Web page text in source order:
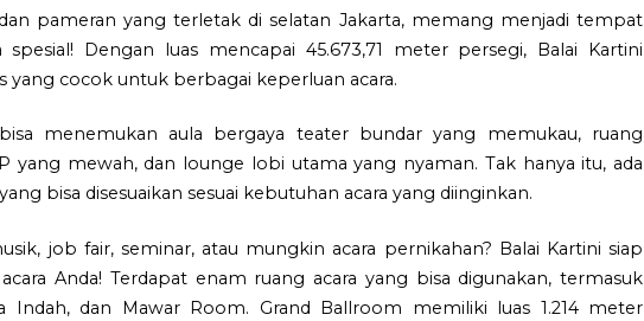
pameran yang terletak di selatan Jakarta, memang menjadi tempat
Dengan luas mencapai 45.673,71 meter persegi, Balai Kartini
yang cocok untuk berbagai keperluan acara.
menemukan aula bergaya teater bundar yang memukau, ruang
yang mewah, dan lounge lobi utama yang nyaman. Tak hanya itu, ada
bisa disesuaikan sesuai kebutuhan acara yang diinginkan.
job fair, seminar, atau mungkin acara pernikahan? Balai Kartini siap
Anda! Terdapat enam ruang acara yang bisa digunakan, termasuk
Indah, dan Mawar Room. Grand Ballroom memiliki luas 1.214 meter